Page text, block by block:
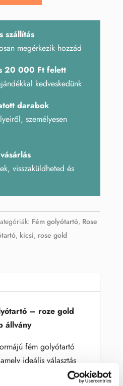
szállítás
megérkezik hozzád
20 000 Ft felett
kedveskedünk
darabok
személyesen
visszaküldheted és
Fém golyótartó, Rose
, kicsi, rose gold
– roze gold
állvány
fém golyótartó
ideális választás